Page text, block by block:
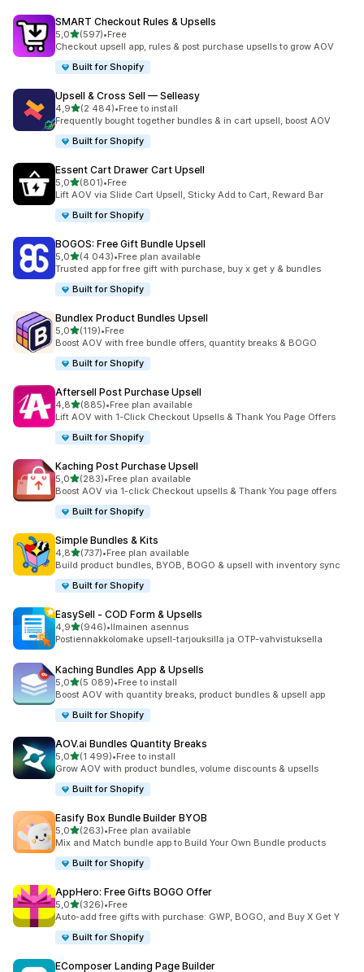
SMART Checkout Rules & Upsells
5,0/ 5 tähteä
(597)
597 arvostelua yhteensä
•Free
Checkout upsell app, rules & post purchase upsells to grow AOV
Built for Shopify
Upsell & Cross Sell — Selleasy
4,9/ 5 tähteä
(2 484)
2484 arvostelua yhteensä
•Free to install
Frequently bought together bundles & in cart upsell, boost AOV
Built for Shopify
Essent Cart Drawer Cart Upsell
5,0/ 5 tähteä
(801)
801 arvostelua yhteensä
•Free
Lift AOV via Slide Cart Upsell, Sticky Add to Cart, Reward Bar
Built for Shopify
BOGOS: Free Gift Bundle Upsell
5,0/ 5 tähteä
(4 043)
4043 arvostelua yhteensä
•Free plan available
Trusted app for free gift with purchase, buy x get y & bundles
Built for Shopify
Bundlex Product Bundles Upsell
5,0/ 5 tähteä
(119)
119 arvostelua yhteensä
•Free
Boost AOV with free bundle offers, quantity breaks & BOGO
Built for Shopify
Aftersell Post Purchase Upsell
4,8/ 5 tähteä
(885)
885 arvostelua yhteensä
•Free plan available
Lift AOV with 1-Click Checkout Upsells & Thank You Page Offers
Built for Shopify
Kaching Post Purchase Upsell
5,0/ 5 tähteä
(283)
283 arvostelua yhteensä
•Free plan available
Boost AOV via 1-click Checkout upsells & Thank You page offers
Built for Shopify
Simple Bundles & Kits
4,8/ 5 tähteä
(737)
737 arvostelua yhteensä
•Free plan available
Build product bundles, BYOB, BOGO & upsell with inventory sync
Built for Shopify
EasySell ‑ COD Form & Upsells
4,9/ 5 tähteä
(946)
946 arvostelua yhteensä
•Ilmainen asennus
Postiennakkolomake upsell-tarjouksilla ja OTP-vahvistuksella
Kaching Bundles App & Upsells
5,0/ 5 tähteä
(5 089)
5089 arvostelua yhteensä
•Free to install
Boost AOV with quantity breaks, product bundles & upsell app
Built for Shopify
AOV.ai Bundles Quantity Breaks
5,0/ 5 tähteä
(1 499)
1499 arvostelua yhteensä
•Free to install
Grow AOV with product bundles, volume discounts & upsells
Built for Shopify
Easify Box Bundle Builder BYOB
5,0/ 5 tähteä
(263)
263 arvostelua yhteensä
•Free plan available
Mix and Match bundle app to Build Your Own Bundle products
Built for Shopify
AppHero: Free Gifts BOGO Offer
5,0/ 5 tähteä
(326)
326 arvostelua yhteensä
•Free
Auto-add free gifts with purchase: GWP, BOGO, and Buy X Get Y
Built for Shopify
EComposer Landing Page Builder